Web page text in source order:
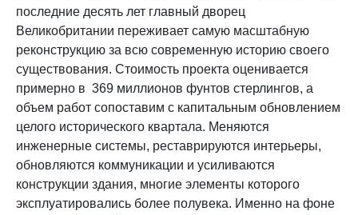
последние десять лет главный дворец
Великобритании переживает самую масштабную
реконструкцию за всю современную историю своего
существования. Стоимость проекта оценивается
примерно в 369 миллионов фунтов стерлингов, а
объем работ сопоставим с капитальным обновлением
целого исторического квартала. Меняются
инженерные системы, реставрируются интерьеры,
обновляются коммуникации и усиливаются
конструкции здания, многие элементы которого
эксплуатировались более полувека. Именно на фоне